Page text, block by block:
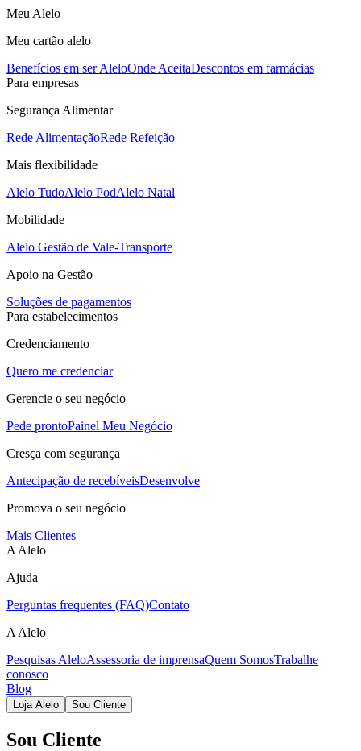
Meu Alelo
Meu cartão alelo
Benefícios em ser AleloOnde AceitaDescontos em farmácias
Para empresas
Segurança Alimentar
Rede AlimentaçãoRede Refeição
Mais flexibilidade
Alelo TudoAlelo PodAlelo Natal
Mobilidade
Alelo Gestão de Vale-Transporte
Apoio na Gestão
Soluções de pagamentos
Para estabelecimentos
Credenciamento
Quero me credenciar
Gerencie o seu negócio
Pede prontoPainel Meu Negócio
Cresça com segurança
Antecipação de recebíveisDesenvolve
Promova o seu negócio
Mais Clientes
A Alelo
Ajuda
Perguntas frequentes (FAQ)Contato
A Alelo
Pesquisas AleloAssessoria de imprensaQuem SomosTrabalhe
conosco
Blog
Loja Alelo Sou Cliente
Sou Cliente